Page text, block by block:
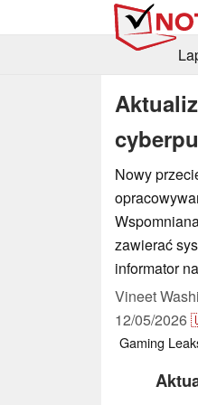
Nowy
zawierać
informator
Vineet
12/05/2026
Gaming